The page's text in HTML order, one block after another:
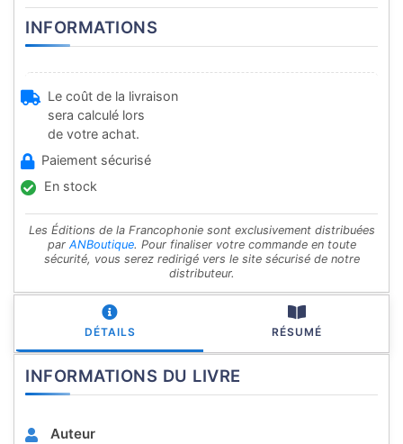
INFORMATIONS
Le coût de la livraison
sera calculé lors
de votre achat.
Paiement sécurisé
En stock
Les Éditions de la Francophonie sont exclusivement distribuées
par ANBoutique. Pour finaliser votre commande en toute
sécurité, vous serez redirigé vers le site sécurisé de notre
distributeur.
DÉTAILS RÉSUMÉ
INFORMATIONS DU LIVRE
Auteur